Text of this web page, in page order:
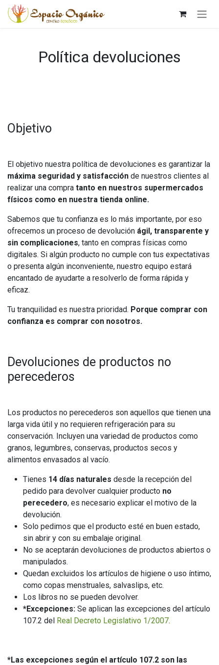
Ir al contenido
Política devoluciones
Objetivo
El objetivo nuestra política de devoluciones es garantizar la
máxima seguridad y satisfacción de nuestros clientes al
realizar una compra tanto en nuestros supermercados
físicos como en nuestra tienda online.
Sabemos que tu confianza es lo más importante, por eso
ofrecemos un proceso de devolución ágil, transparente y
sin complicaciones, tanto en compras físicas como
digitales. Si algún producto no cumple con tus expectativas
o presenta algún inconveniente, nuestro equipo estará
encantado de ayudarte a resolverlo de forma rápida y
eficaz.
Tu tranquilidad es nuestra prioridad. Porque comprar con
confianza es comprar con nosotros.
Devoluciones de productos no
perecederos
Los productos no perecederos son aquellos que tienen una
larga vida útil y no requieren refrigeración para su
conservación. Incluyen una variedad de productos como
granos, legumbres, conservas, productos secos y
alimentos envasados al vacío.
Tienes 14 días naturales desde la recepción del
pedido para devolver cualquier producto no
perecedero, es necesario explicar el motivo de la
devolución.
Solo pedimos que el producto esté en buen estado,
sin abrir y con su embalaje original.
No se aceptarán devoluciones de productos abiertos o
manipulados.
Quedan excluidos los artículos de higiene o uso íntimo,
como copas menstruales, salvaslips, etc.
Los libros no se pueden devolver.
*Excepciones: Se aplican las excepciones del artículo
107.2 del Real Decreto Legislativo 1/2007.
*Las excepciones según el artículo 107.2 son las